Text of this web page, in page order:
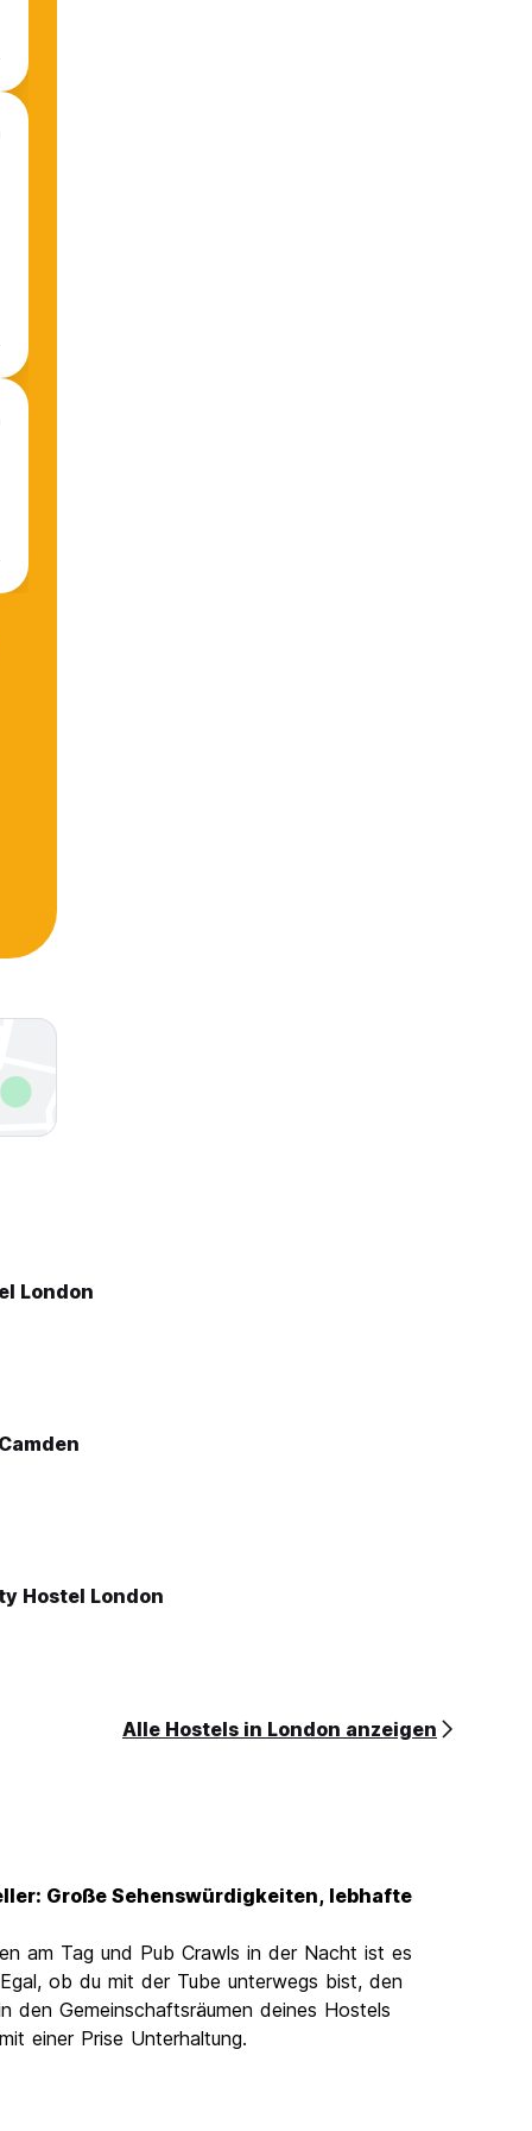
London
Hostel London
Alle Hostels in London anzeigen
Große Sehenswürdigkeiten, lebhafte
am Tag und Pub Crawls in der Nacht ist es
ob du mit der Tube unterwegs bist, den
den Gemeinschaftsräumen deines Hostels
einer Prise Unterhaltung.